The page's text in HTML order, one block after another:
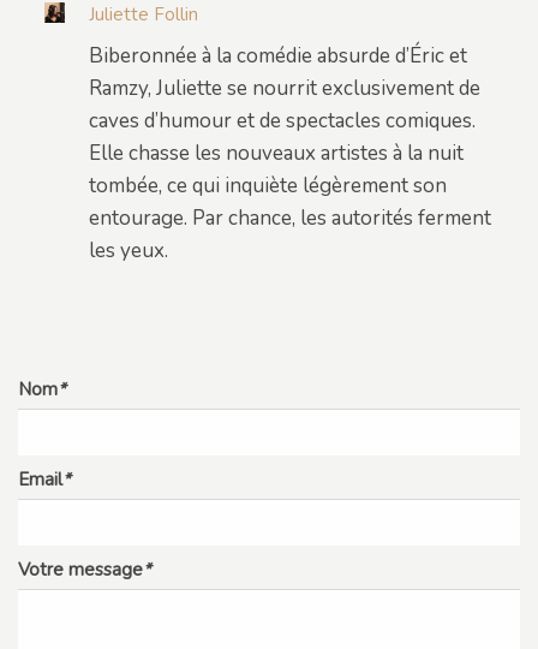
Juliette Follin
Biberonnée à la comédie absurde d’Éric et
Ramzy, Juliette se nourrit exclusivement de
caves d’humour et de spectacles comiques.
Elle chasse les nouveaux artistes à la nuit
tombée, ce qui inquiète légèrement son
entourage. Par chance, les autorités ferment
les yeux.
Nom*
Email*
Votre message*